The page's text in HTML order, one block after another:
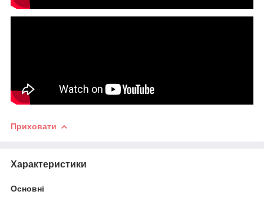
Приховати
Характеристики
Основні